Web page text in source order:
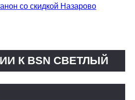
со скидкой Назарово
К BSN СВЕТЛЫЙ